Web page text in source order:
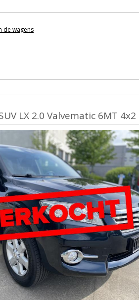
de wagens
LX 2.0 Valvematic 6MT 4x2